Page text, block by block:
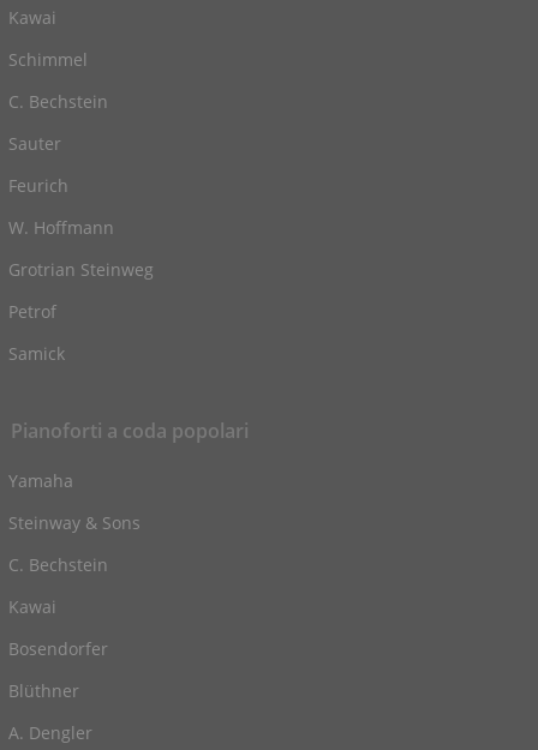
Kawai
Schimmel
C. Bechstein
Sauter
Feurich
W. Hoffmann
Grotrian Steinweg
Petrof
Samick
Pianoforti a coda popolari
Yamaha
Steinway & Sons
C. Bechstein
Kawai
Bosendorfer
Blüthner
A. Dengler